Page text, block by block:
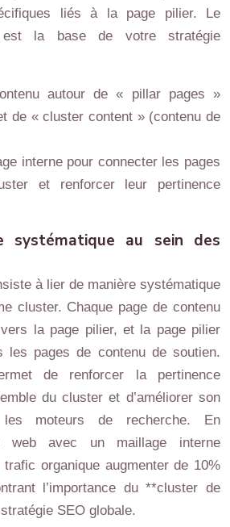
liés à la page pilier. Le
est la base de votre stratégie
autour de « pillar pages »
de « cluster content » (contenu de
interne pour connecter les pages
et renforcer leur pertinence
systématique au sein des
à lier de manière systématique
cluster. Chaque page de contenu
la page pilier, et la page pilier
les pages de contenu de soutien.
de renforcer la pertinence
du cluster et d’améliorer son
les moteurs de recherche. En
web avec un maillage interne
organique augmenter de 10%
l’importance du **cluster de
SEO globale.